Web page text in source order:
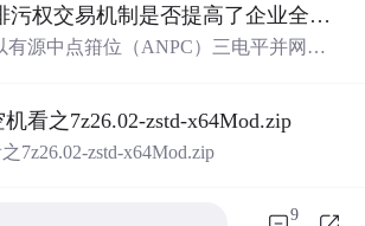
优化PID控制器的比例、积分和微分参
误差、响应速度、超调量等性能指标
仿真实验验证了该复合控制策略
强化学习在智能水下装备自主控制领
自动控制理论基
识及Matlab编程能力的研究生、科研
、运行说明、功能清单、MIT License
18+ 可直接运行，零第三方运行
顶刊复现：排污权交易机制是否提高了企业全要素生产率 -来自中国上市公司的证据（论文+
有源中点箝位（ANPC）三电平并网逆
控制策略。通过深入分析ANPC三电
衡、中点电位可控性及输出谐波低等
低输出电流电压的总谐波畸变率，优化
看之7z26.02-zstd-x64Mod.zip
7z26.02-zstd-x64Mod.zip
9